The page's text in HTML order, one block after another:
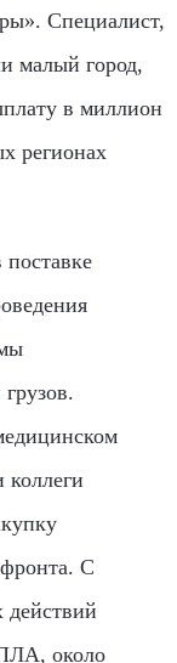
Специалист,
малый город,
в миллион
регионах
С
действий
около